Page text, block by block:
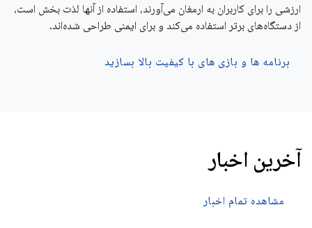
ارزشی را برای کاربران به ارمغان می‌آورند، استفاده از آنها لذت بخش است،
از دستگاه‌های برتر استفاده می‌کند و برای ایمنی طراحی شده‌اند.
برنامه ها و بازی های با کیفیت بالا بسازید
آخرین اخبار
مشاهده تمام اخبار